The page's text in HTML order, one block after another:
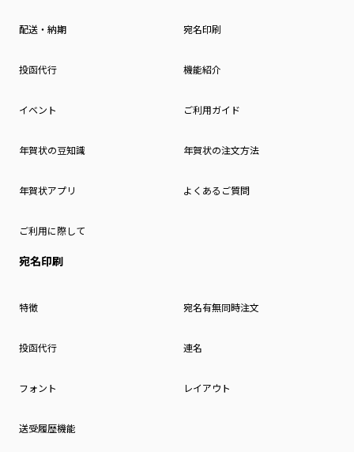
配送・納期 宛名印刷
投函代行 機能紹介
イベント ご利用ガイド
年賀状の豆知識 年賀状の注文方法
年賀状アプリ よくあるご質問
ご利用に際して
宛名印刷
特徴 宛名有無同時注文
投函代行 連名
フォント レイアウト
送受履歴機能